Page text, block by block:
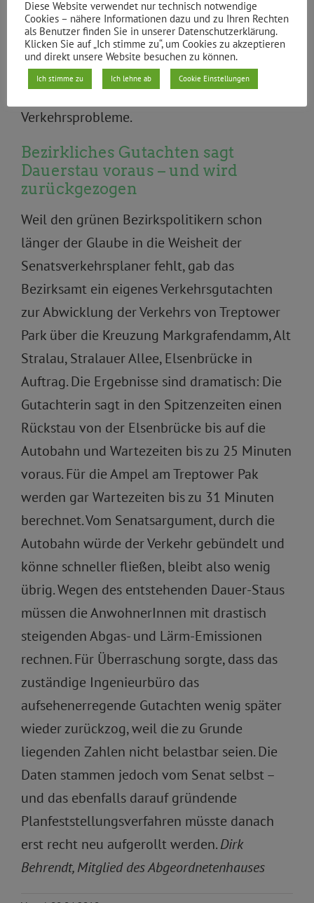
denn eine politische Mehrheit in der Stadt,
aber die Planer umgingen elegant die
Darstellung der Bewältigung der um den
Treptower Park ausgelösten
Verkehrsprobleme.
Bezirkliches Gutachten sagt
Dauerstau voraus – und wird
zurückgezogen
Weil den grünen Bezirkspolitikern schon
länger der Glaube in die Weisheit der
Senatsverkehrsplaner fehlt, gab das
Bezirksamt ein eigenes Verkehrsgutachten
zur Abwicklung der Verkehrs von Treptower
Park über die Kreuzung Markgrafendamm, Alt
Stralau, Stralauer Allee, Elsenbrücke in
Auftrag. Die Ergebnisse sind dramatisch: Die
Gutachterin sagt in den Spitzenzeiten einen
Rückstau von der Elsenbrücke bis auf die
Autobahn und Wartezeiten bis zu 25 Minuten
voraus. Für die Ampel am Treptower Pak
werden gar Wartezeiten bis zu 31 Minuten
berechnet. Vom Senatsargument, durch die
Autobahn würde der Verkehr gebündelt und
könne schneller fließen, bleibt also wenig
übrig. Wegen des entstehenden Dauer-Staus
müssen die AnwohnerInnen mit drastisch
steigenden Abgas- und Lärm-Emissionen
rechnen. Für Überraschung sorgte, dass das
zuständige Ingenieurbüro das
aufsehenerregende Gutachten wenig später
wieder zurückzog, weil die zu Grunde
liegenden Zahlen nicht belastbar seien. Die
Daten stammen jedoch vom Senat selbst –
und das ebenfalls darauf gründende
Planfeststellungsverfahren müsste danach
erst recht neu aufgerollt werden.Dirk
Behrendt, Mitglied des Abgeordnetenhauses
Diese Website verwendet nur technisch notwendige
Cookies – nähere Informationen dazu und zu Ihren Rechten
als Benutzer finden Sie in unserer Datenschutzerklärung.
Klicken Sie auf „Ich stimme zu“, um Cookies zu akzeptieren
und direkt unsere Website besuchen zu können.
Ich stimme zu Ich lehne ab Cookie Einstellungen